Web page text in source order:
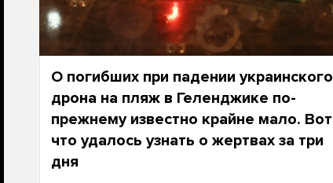
О погибших при падении украинского
дрона на пляж в Геленджике по-
прежнему известно крайне мало. Вот
что удалось узнать о жертвах за три
дня